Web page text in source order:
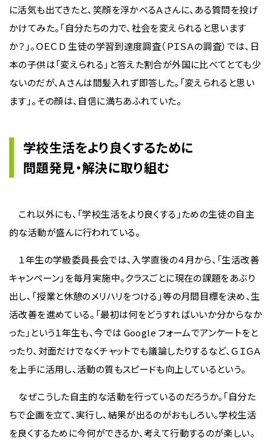
に活気も出てきたと、笑顔を浮かべるＡさんに、ある質問を投げ
かけてみた。「自分たちの力で、社会を変えられると思います
か？」。ＯＥＣＤ 生徒の学習到達度調査（ＰＩＳＡの調査）では、日
本の子供は「変えられる」と答えた割合が外国に比べてとても少
ないのだが、Ａさんは間髪入れず即答した。「変えられると思い
ます」。その顔は、自信に満ちあふれていた。
学校生活をより良くするために
問題発見・解決に取り組む
これ以外にも、「学校生活をより良くする」ための生徒の自主
的な活動が盛んに行われている。
１年生の学級委員長会では、入学直後の４月から、「生活改善
キャンペーン」を毎月実施中。クラスごとに現在の課題をあぶり
出し、「授業と休憩のメリハリをつける」等の月間目標を決め、生
活改善を進めている。「最初は何をどうすればいいか分からなか
った」という１年生も、今では Google フォームでアンケートをと
ったり、対面だけでなくチャットでも議論したりするなど、ＧＩＧＡ
を上手に活用し、活動の質もスピードも向上しているという。
なぜこうした自主的な活動を行っているのだろうか。「自分た
ちで企画を立て、実行し、結果が出るのがおもしろい。学校生活
を良くするために今何ができるか、考えて行動するのが楽しい。